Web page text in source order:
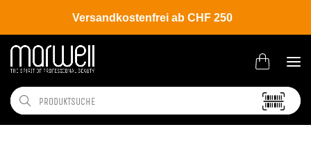
Versandkostenfrei ab CHF 250
Shop Brands Jaguar Gold Line